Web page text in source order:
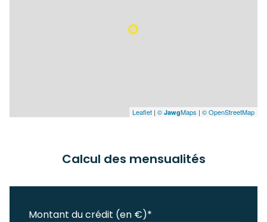
Leaflet | © JawgMaps | © OpenStreetMap
Calcul des mensualités
Montant du crédit (en €)*